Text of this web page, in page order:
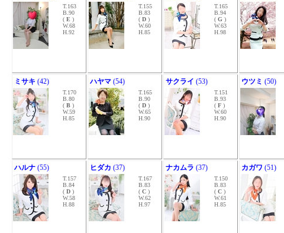
T.163
B.90
( E )
W.68
H.92
T.155
B.83
( D )
W.60
H.85
T.165
B.94
( G )
W.63
H.98
ミサキ (42)
T.170
B.80
( B )
W.59
H.85
ハヤマ (54)
T.165
B.90
( D )
W.65
H.90
サクライ (53)
T.151
B.93
( F )
W.60
H.90
ウツミ (50)
ハルナ (55)
T.157
B.84
( D )
W.58
H.88
ヒダカ (37)
T.167
B.83
( C )
W.62
H.97
ナカムラ (37)
T.150
B.83
( C )
W.61
H.85
カガワ (51)